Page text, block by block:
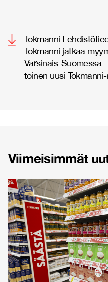
Tokmanni
Tokmanni jatkaa
Varsinais-Suomessa
toinen uusi
Viimeisimmät